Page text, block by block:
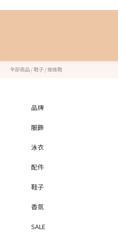
全部商品 /鞋子 /娃娃鞋
品牌
服飾
泳衣
配件
鞋子
香氛
SALE